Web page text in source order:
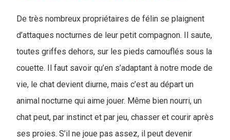
De très nombreux propriétaires de félin se plaignent
d’attaques nocturnes de leur petit compagnon. Il saute,
toutes griffes dehors, sur les pieds camouflés sous la
couette. Il faut savoir qu’en s’adaptant à notre mode de
vie, le chat devient diurne, mais c’est au départ un
animal nocturne qui aime jouer. Même bien nourri, un
chat peut, par instinct et par jeu, chasser et courir après
ses proies. S’il ne joue pas assez, il peut devenir